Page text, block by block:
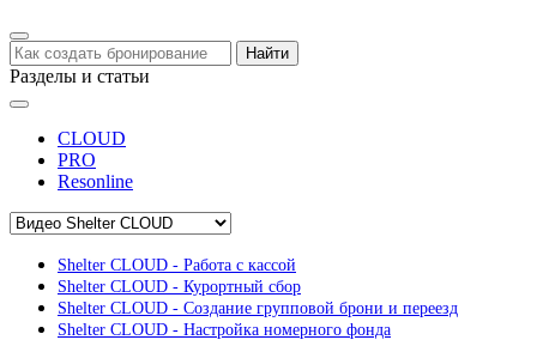
Найти
Разделы и статьи
CLOUD
PRO
Resonline
Shelter CLOUD - Работа с кассой
Shelter CLOUD - Курортный сбор
Shelter CLOUD - Создание групповой брони и переезд
Shelter CLOUD - Настройка номерного фонда